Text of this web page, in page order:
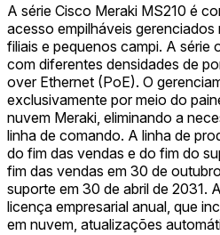
A série Cisco Meraki MS210 é
acesso empilháveis
filiais e pequenos campi. A série
com diferentes densidades de
over Ethernet (PoE). O
exclusivamente por meio do
nuvem Meraki, eliminando a
linha de comando. A linha de
do fim das vendas e do fim do
fim das vendas em 30 de
suporte em 30 de abril de 2031.
licença empresarial anual, que
em nuvem, atualizações